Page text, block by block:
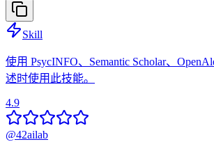
Skill
使用 PsycINFO、Semantic Scholar、
述时使用此技能。
4.9
@42ailab